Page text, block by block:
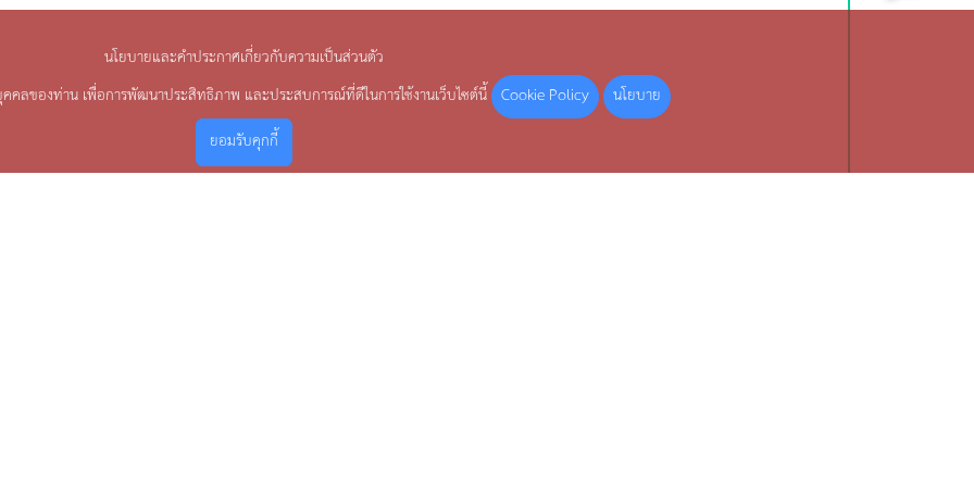
นโยบายและคำประกาศเกี่ยวกับความเป็นส่วนตัว
คลของท่าน เพื่อการพัฒนาประสิทธิภาพ และประสบการณ์ที่ดีในการใช้งานเว็บไซต์นี้ Cookie Policy
นโยบาย
ยอมรับคุกกี้